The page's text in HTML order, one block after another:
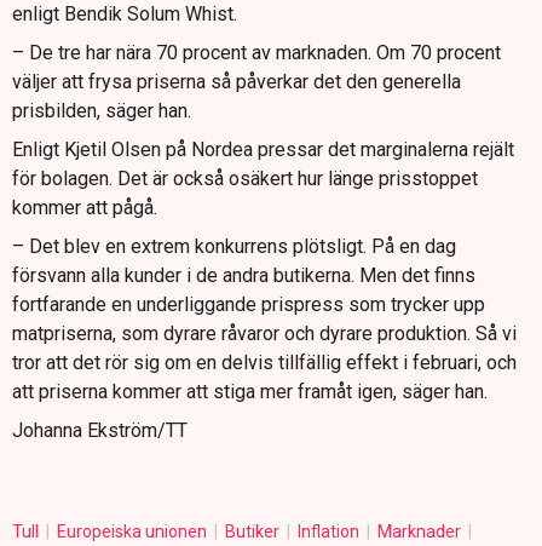
enligt Bendik Solum Whist.
– De tre har nära 70 procent av marknaden. Om 70 procent
väljer att frysa priserna så påverkar det den generella
prisbilden, säger han.
Enligt Kjetil Olsen på Nordea pressar det marginalerna rejält
för bolagen. Det är också osäkert hur länge prisstoppet
kommer att pågå.
– Det blev en extrem konkurrens plötsligt. På en dag
försvann alla kunder i de andra butikerna. Men det finns
fortfarande en underliggande prispress som trycker upp
matpriserna, som dyrare råvaror och dyrare produktion. Så vi
tror att det rör sig om en delvis tillfällig effekt i februari, och
att priserna kommer att stiga mer framåt igen, säger han.
Johanna Ekström/TT
Tull Europeiska unionen Butiker Inflation
Marknader